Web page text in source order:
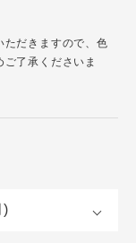
ただきますので、色
了承くださいま